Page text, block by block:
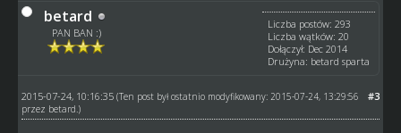
betard
PAN BAN :)
Liczba postów: 293
Liczba wątków: 20
Dołączył: Dec 2014
Drużyna: betard sparta
#3
2015-07-24, 10:16:35 (Ten post był ostatnio modyfikowany: 2015-07-24, 13:29:56
przez betard.)